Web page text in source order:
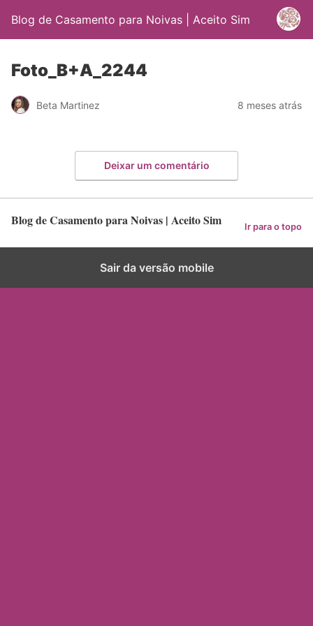
Blog de Casamento para Noivas | Aceito Sim
Foto_B+A_2244
Beta Martinez 8 meses atrás
Deixar um comentário
Blog de Casamento para Noivas | Aceito Sim Ir para o topo
Sair da versão mobile